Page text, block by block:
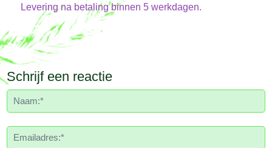
Levering na betaling binnen 5 werkdagen.
Schrijf een reactie